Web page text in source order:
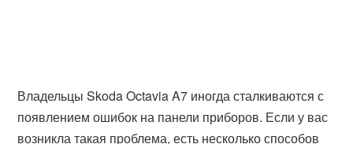
Владельцы Skoda Octavia A7 иногда сталкиваются с
появлением ошибок на панели приборов. Если у вас
возникла такая проблема, есть несколько способов